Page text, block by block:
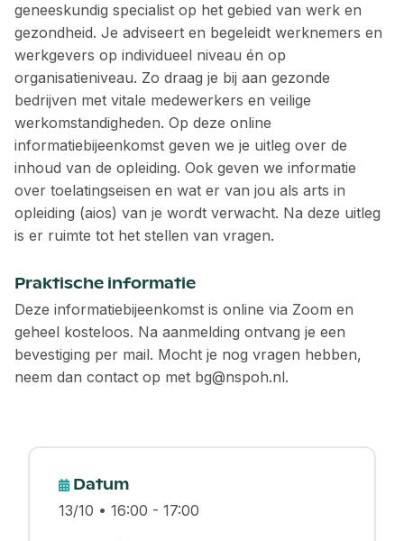
geneeskundig specialist op het gebied van werk en
gezondheid. Je adviseert en begeleidt werknemers en
werkgevers op individueel niveau én op
organisatieniveau. Zo draag je bij aan gezonde
bedrijven met vitale medewerkers en veilige
werkomstandigheden. Op deze online
informatiebijeenkomst geven we je uitleg over de
inhoud van de opleiding. Ook geven we informatie
over toelatingseisen en wat er van jou als arts in
opleiding (aios) van je wordt verwacht. Na deze uitleg
is er ruimte tot het stellen van vragen.
Praktische informatie
Deze informatiebijeenkomst is online via Zoom en
geheel kosteloos. Na aanmelding ontvang je een
bevestiging per mail. Mocht je nog vragen hebben,
neem dan contact op met bg@nspoh.nl.
Datum
13/10 • 16:00 - 17:00